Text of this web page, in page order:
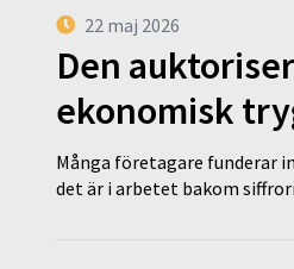
22 maj 2026
Den
ekonomisk
Många företagare funderar
det är i arbetet bakom